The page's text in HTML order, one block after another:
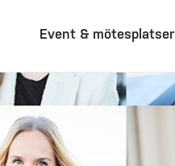
Event & mötesplatser